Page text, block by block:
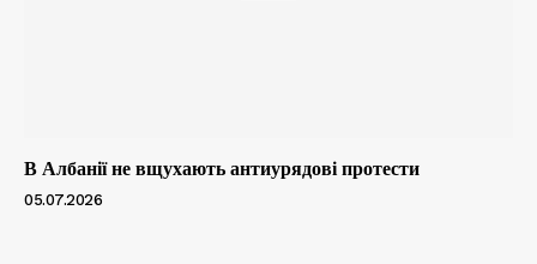
В Албанії не вщухають антиурядові протести
05.07.2026